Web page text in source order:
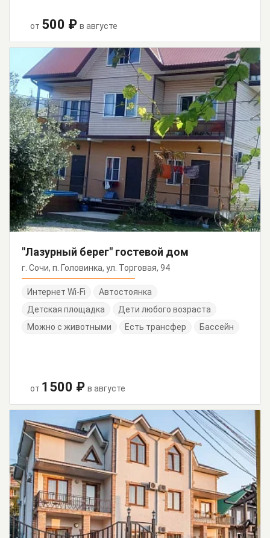
от 500 ₽ в августе
"Лазурный берег" гостевой дом
г. Сочи, п. Головинка, ул. Торговая, 94
Интернет Wi-Fi
Автостоянка
Детская площадка
Дети любого возраста
Можно с животными
Есть трансфер Бассейн
от 1500 ₽ в августе